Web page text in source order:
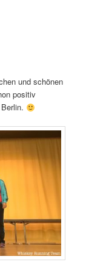
und schönen
positiv